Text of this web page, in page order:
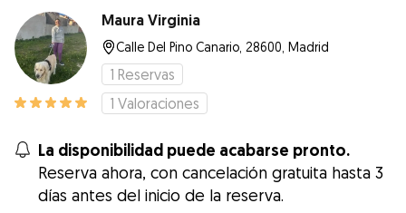
Maura Virginia
Calle Del Pino Canario, 28600, Madrid
1 Reservas
1 Valoraciones
La disponibilidad puede acabarse pronto.
Reserva ahora, con cancelación gratuita hasta 3
días antes del inicio de la reserva.